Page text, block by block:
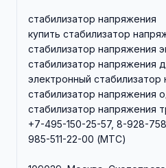
стабилизатор напряжения
купить стабилизатор
стабилизатор напряжения
стабилизатор напряжения
электронный стабилизатор
стабилизатор напряжения
стабилизатор напряжения
+7-495-150-25-57, 8-928-
985-511-22-00 (МТС)